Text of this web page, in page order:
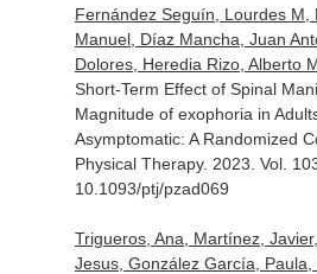
Fernández Seguín, Lourdes M,
Manuel, Díaz Mancha, Juan
Dolores, Heredia Rizo, Alberto
Short-Term Effect of Spinal
Magnitude of exophoria in
Asymptomatic: A Randomized
Physical Therapy. 2023. Vol.
10.1093/ptj/pzad069
Trigueros, Ana, Martínez,
Jesus, González García,